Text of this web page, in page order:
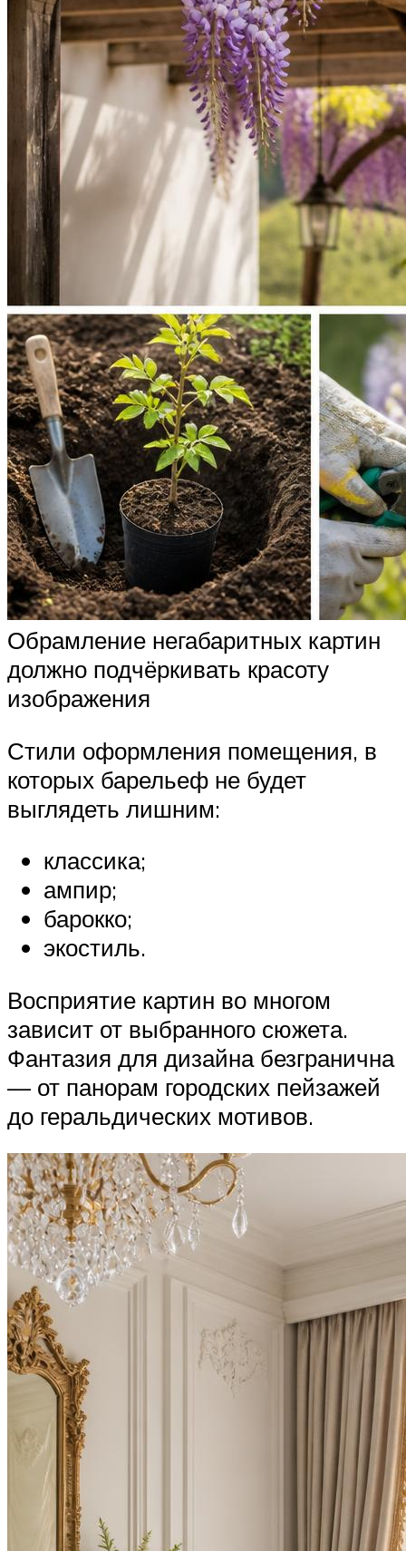
Обрамление негабаритных картин
должно подчёркивать красоту
изображения
Стили оформления помещения, в
которых барельеф не будет
выглядеть лишним:
классика;
ампир;
барокко;
экостиль.
Восприятие картин во многом
зависит от выбранного сюжета.
Фантазия для дизайна безгранична
— от панорам городских пейзажей
до геральдических мотивов.